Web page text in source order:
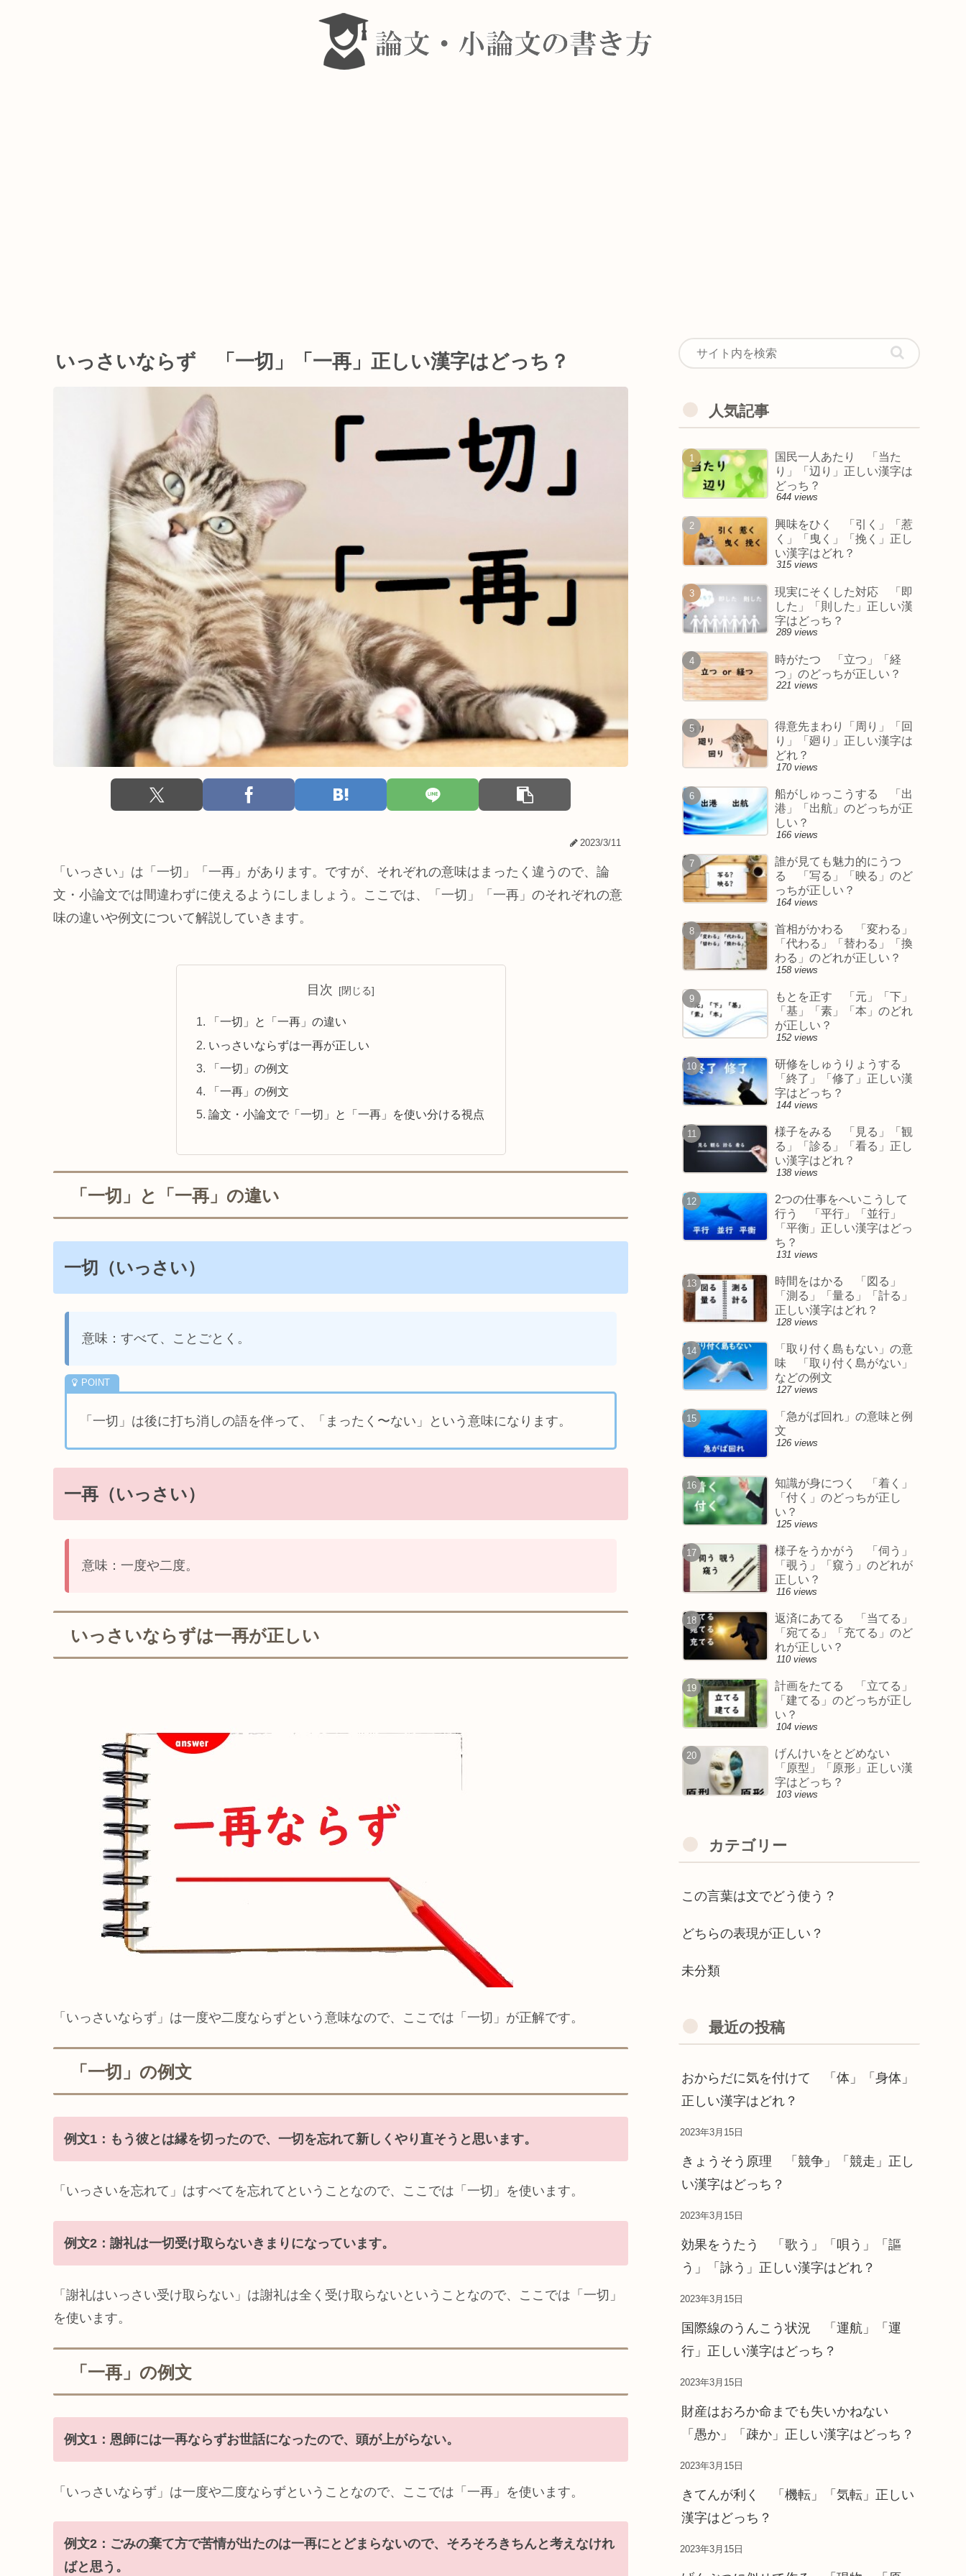
いっさいならず 「一切」「一再」正しい漢字はどっち？
2023/3/11
「いっさい」は「一切」「一再」があります。ですが、それぞれの意味はまったく違うので、論
文・小論文では間違わずに使えるようにしましょう。ここでは、「一切」「一再」のそれぞれの意
味の違いや例文について解説していきます。
目次
「一切」と「一再」の違い
いっさいならずは一再が正しい
「一切」の例文
「一再」の例文
論文・小論文で「一切」と「一再」を使い分ける視点
「一切」と「一再」の違い
一切（いっさい）
意味：すべて、ことごとく。
「一切」は後に打ち消しの語を伴って、「まったく〜ない」という意味になります。
一再（いっさい）
意味：一度や二度。
いっさいならずは一再が正しい
「いっさいならず」は一度や二度ならずという意味なので、ここでは「一切」が正解です。
「一切」の例文
例文1：もう彼とは縁を切ったので、一切を忘れて新しくやり直そうと思います。
「いっさいを忘れて」はすべてを忘れてということなので、ここでは「一切」を使います。
例文2：謝礼は一切受け取らないきまりになっています。
「謝礼はいっさい受け取らない」は謝礼は全く受け取らないということなので、ここでは「一切」
を使います。
「一再」の例文
例文1：恩師には一再ならずお世話になったので、頭が上がらない。
「いっさいならず」は一度や二度ならずということなので、ここでは「一再」を使います。
例文2：ごみの棄て方で苦情が出たのは一再にとどまらないので、そろそろきちんと考えなけれ
ばと思う。
人気記事
国民一人あたり 「当た
り」「辺り」正しい漢字は
どっち？
644 views
興味をひく 「引く」「惹
く」「曳く」「挽く」正し
い漢字はどれ？
315 views
現実にそくした対応 「即
した」「則した」正しい漢
字はどっち？
289 views
時がたつ 「立つ」「経
つ」のどっちが正しい？
221 views
得意先まわり「周り」「回
り」「廻り」正しい漢字は
どれ？
170 views
船がしゅっこうする 「出
港」「出航」のどっちが正
しい？
166 views
誰が見ても魅力的にうつ
る 「写る」「映る」のど
っちが正しい？
164 views
首相がかわる 「変わる」
「代わる」「替わる」「換
わる」のどれが正しい？
158 views
もとを正す 「元」「下」
「基」「素」「本」のどれ
が正しい？
152 views
研修をしゅうりょうする
「終了」「修了」正しい漢
字はどっち？
144 views
様子をみる 「見る」「観
る」「診る」「看る」正し
い漢字はどれ？
138 views
2つの仕事をへいこうして
行う 「平行」「並行」
「平衡」正しい漢字はどっ
ち？
131 views
時間をはかる 「図る」
「測る」「量る」「計る」
正しい漢字はどれ？
128 views
「取り付く島もない」の意
味 「取り付く島がない」
などの例文
127 views
「急がば回れ」の意味と例
文
126 views
知識が身につく 「着く」
「付く」のどっちが正し
い？
125 views
様子をうかがう 「伺う」
「覗う」「窺う」のどれが
正しい？
116 views
返済にあてる 「当てる」
「宛てる」「充てる」のど
れが正しい？
110 views
計画をたてる 「立てる」
「建てる」のどっちが正し
い？
104 views
げんけいをとどめない
「原型」「原形」正しい漢
字はどっち？
103 views
カテゴリー
この言葉は文でどう使う？
どちらの表現が正しい？
未分類
最近の投稿
おからだに気を付けて 「体」「身体」
正しい漢字はどれ？
2023年3月15日
きょうそう原理 「競争」「競走」正し
い漢字はどっち？
2023年3月15日
効果をうたう 「歌う」「唄う」「謳
う」「詠う」正しい漢字はどれ？
2023年3月15日
国際線のうんこう状況 「運航」「運
行」正しい漢字はどっち？
2023年3月15日
財産はおろか命までも失いかねない
「愚か」「疎か」正しい漢字はどっち？
2023年3月15日
きてんが利く 「機転」「気転」正しい
漢字はどっち？
2023年3月15日